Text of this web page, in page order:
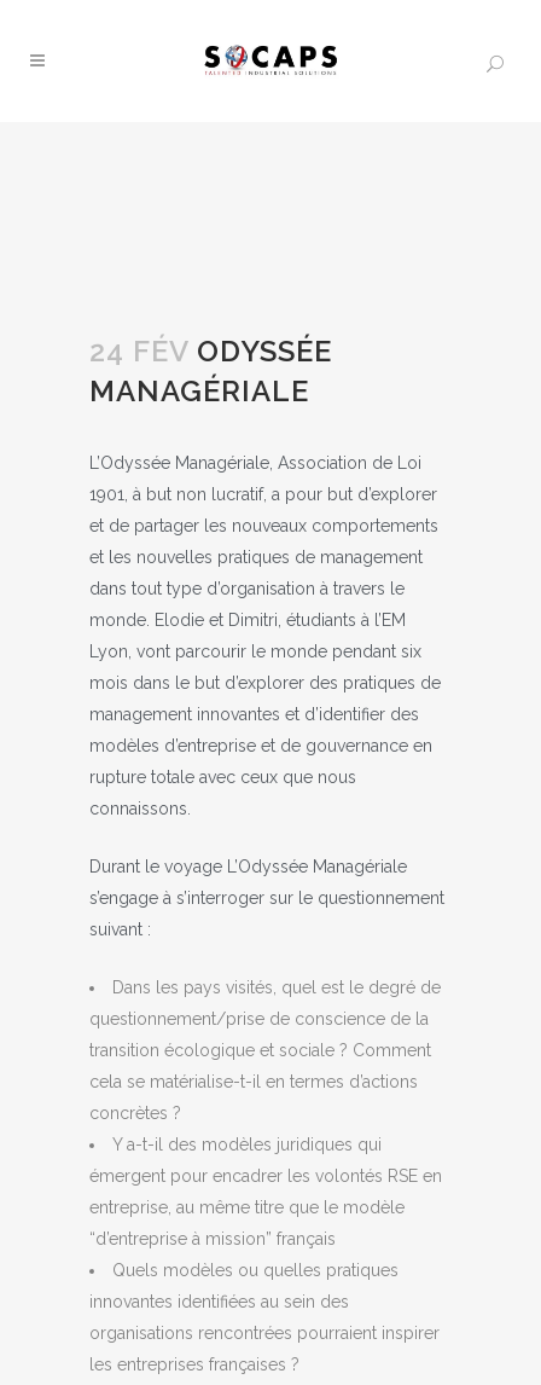
24 FÉV ODYSSÉE
MANAGÉRIALE
L’Odyssée Managériale, Association de Loi
1901, à but non lucratif, a pour but d’explorer
et de partager les nouveaux comportements
et les nouvelles pratiques de management
dans tout type d’organisation à travers le
monde. Elodie et Dimitri, étudiants à l’EM
Lyon, vont parcourir le monde pendant six
mois dans le but d’explorer des pratiques de
management innovantes et d’identifier des
modèles d’entreprise et de gouvernance en
rupture totale avec ceux que nous
connaissons.
Durant le voyage L’Odyssée Managériale
s’engage à s’interroger sur le questionnement
suivant :
Dans les pays visités, quel est le degré de
questionnement/prise de conscience de la
transition écologique et sociale ? Comment
cela se matérialise-t-il en termes d’actions
concrètes ?
Y a-t-il des modèles juridiques qui
émergent pour encadrer les volontés RSE en
entreprise, au même titre que le modèle
“d’entreprise à mission” français
Quels modèles ou quelles pratiques
innovantes identifiées au sein des
organisations rencontrées pourraient inspirer
les entreprises françaises ?